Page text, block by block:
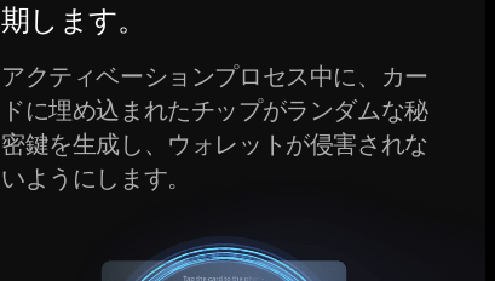
期します。
アクティベーションプロセス中に、カー
ドに埋め込まれたチップがランダムな秘
密鍵を生成し、ウォレットが侵害されな
いようにします。